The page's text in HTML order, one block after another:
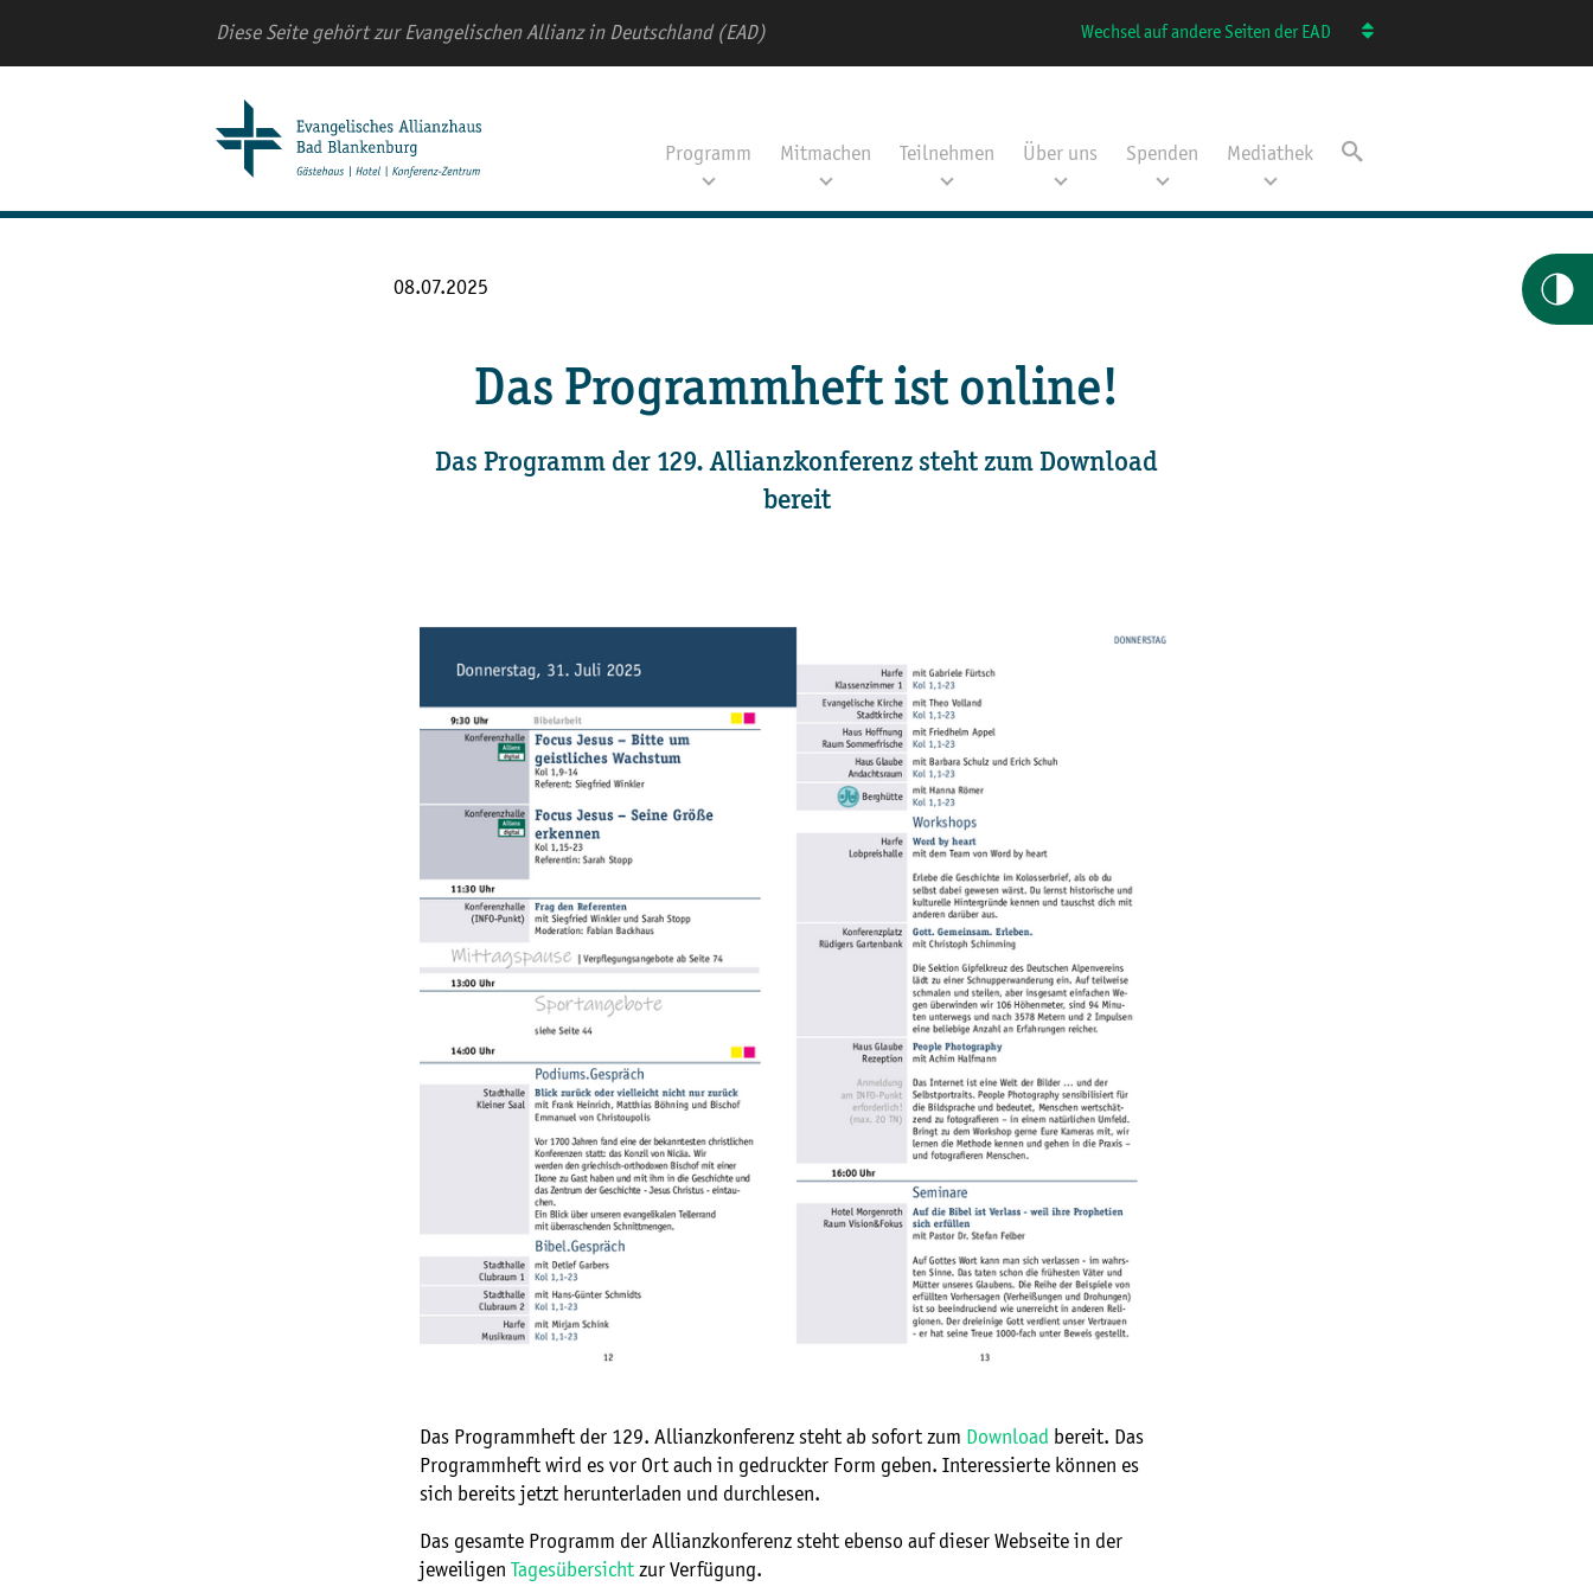
Diese Seite gehört zur Evangelischen Allianz in Deutschland (EAD) Wechsel auf andere Seiten der EAD
Programm Mitmachen Teilnehmen Über uns Spenden Mediathek
08.07.2025
Das Programmheft ist online!
Das Programm der 129. Allianzkonferenz steht zum Download
bereit
Das Programmheft der 129. Allianzkonferenz steht ab sofort zum Download bereit. Das
Programmheft wird es vor Ort auch in gedruckter Form geben. Interessierte können es
sich bereits jetzt herunterladen und durchlesen.
Das gesamte Programm der Allianzkonferenz steht ebenso auf dieser Webseite in der
jeweiligen Tagesübersicht zur Verfügung.